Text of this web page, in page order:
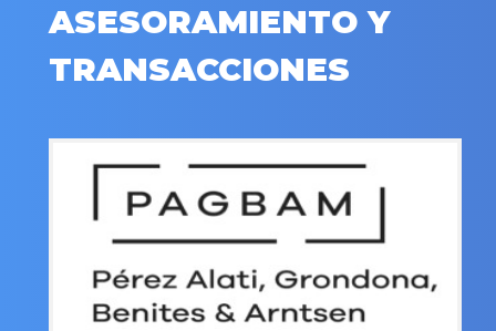
ASESORAMIENTO Y
TRANSACCIONES